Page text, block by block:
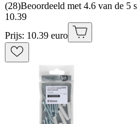
(28)Beoordeeld met 4.6 van de 5
10.39
Prijs: 10.39 euro